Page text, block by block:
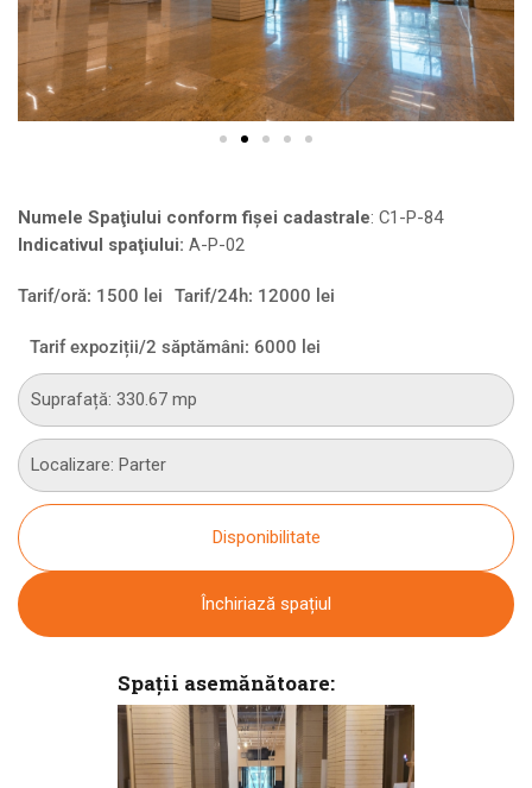
Numele Spaţiului conform fişei cadastrale: C1-P-84
Indicativul spaţiului: A-P-02
Tarif/oră: 1500 lei Tarif/24h: 12000 lei
Tarif expoziții/2 săptămâni: 6000 lei
Suprafață: 330.67 mp
Localizare: Parter
Disponibilitate
Închiriază spațiul
Spații asemănătoare: